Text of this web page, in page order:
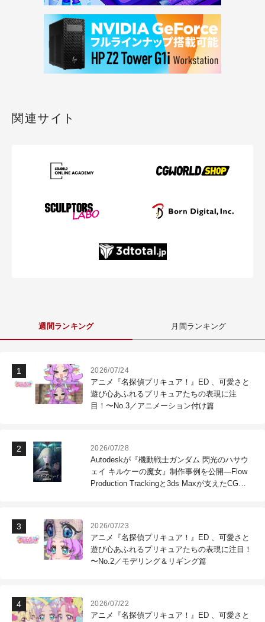
関連サイト
週間ランキング 月間ランキング
2026/07/24
アニメ『名探偵プリキュア！』ED 、可愛さと
遊び心あふれるプリキュアたちの表現に注
目！〜No.3／アニメーション付け篇
2026/07/28
Autodeskが『機動戦士ガンダム 閃光のハサウ
ェイ キルケーの魔女』制作事例を公開―Flow
Production Trackingと3ds Maxが支えたCG制
2026/07/23
アニメ『名探偵プリキュア！』ED 、可愛さと
遊び心あふれるプリキュアたちの表現に注目！
〜No.2／モデリング＆リギング篇
2026/07/22
アニメ『名探偵プリキュア！』ED 、可愛さと